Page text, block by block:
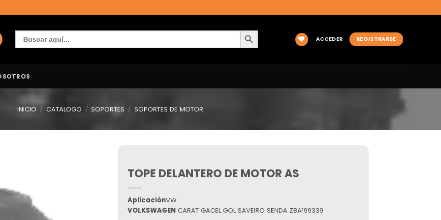
Buscar:
BOTÓN DE BÚSQUEDA
ACCEDER
REGISTRARSE
INICIO / CATALOGO / SOPORTES / SOPORTES DE MOTOR
TOPE DELANTERO DE MOTOR AS
AplicaciónVW
VOLKSWAGEN CARAT GACEL GOL SAVEIRO SENDA ZBA199339